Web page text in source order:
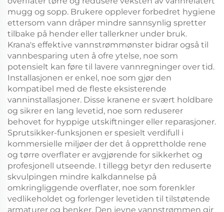
mugg og sopp. Brukere opplever forbedret hygiene
ettersom vann dråper mindre sannsynlig spretter
tilbake på hender eller tallerkner under bruk.
Krana's effektive vannstrømmønster bidrar også til
vannbesparing uten å ofre ytelse, noe som
potensielt kan føre til lavere vannregninger over tid.
Installasjonen er enkel, noe som gjør den
kompatibel med de fleste eksisterende
vanninstallasjoner. Disse kranene er svært holdbare
og sikrer en lang levetid, noe som reduserer
behovet for hyppige utskiftninger eller reparasjoner.
Sprutsikker-funksjonen er spesielt verdifull i
kommersielle miljøer der det å opprettholde rene
og tørre overflater er avgjørende for sikkerhet og
profesjonell utseende. I tillegg betyr den reduserte
skvulpingen mindre kalkdannelse på
omkringliggende overflater, noe som forenkler
vedlikeholdet og forlenger levetiden til tilstøtende
armaturer og benker. Den jevne vannstrømmen gir